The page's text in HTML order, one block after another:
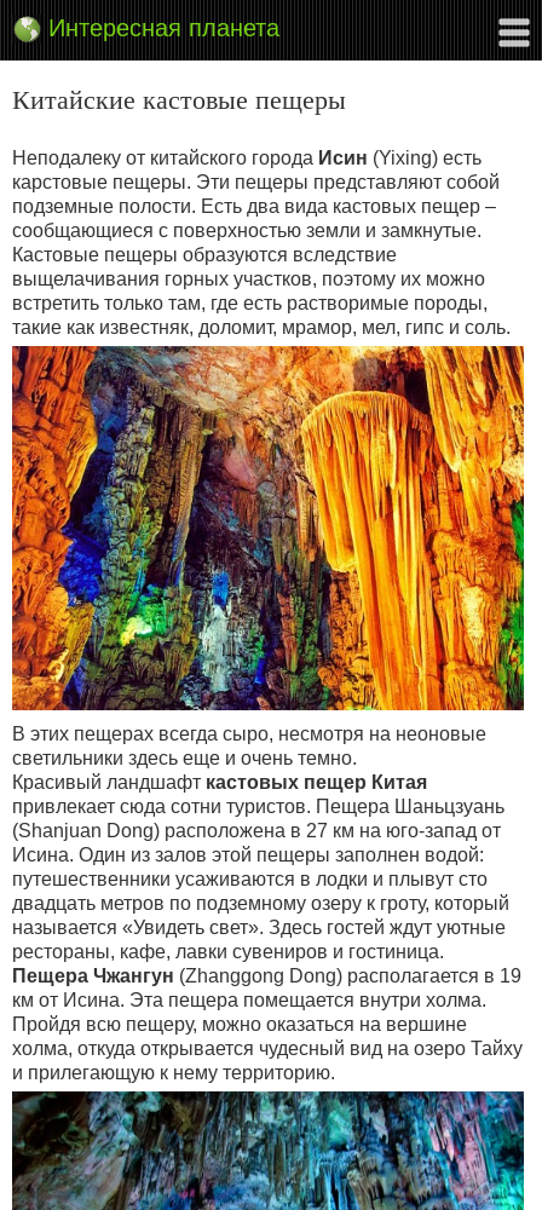
Интересная планета
Китайские кастовые пещеры
Неподалеку от китайского города Исин (Yixing) есть
карстовые пещеры. Эти пещеры представляют собой
подземные полости. Есть два вида кастовых пещер –
сообщающиеся с поверхностью земли и замкнутые.
Кастовые пещеры образуются вследствие
выщелачивания горных участков, поэтому их можно
встретить только там, где есть растворимые породы,
такие как известняк, доломит, мрамор, мел, гипс и соль.
В этих пещерах всегда сыро, несмотря на неоновые
светильники здесь еще и очень темно.
Красивый ландшафт кастовых пещер Китая
привлекает сюда сотни туристов. Пещера Шаньцзуань
(Shanjuan Dong) расположена в 27 км на юго-запад от
Исина. Один из залов этой пещеры заполнен водой:
путешественники усаживаются в лодки и плывут сто
двадцать метров по подземному озеру к гроту, который
называется «Увидеть свет». Здесь гостей ждут уютные
рестораны, кафе, лавки сувениров и гостиница.
Пещера Чжангун (Zhanggong Dong) располагается в 19
км от Исина. Эта пещера помещается внутри холма.
Пройдя всю пещеру, можно оказаться на вершине
холма, откуда открывается чудесный вид на озеро Тайху
и прилегающую к нему территорию.